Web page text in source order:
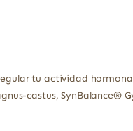
tu actividad
castus, SynBalance®